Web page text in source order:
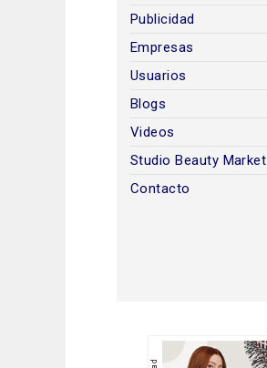
Publicidad
Empresas
Usuarios
Blogs
Videos
Studio Beauty Market
Contacto